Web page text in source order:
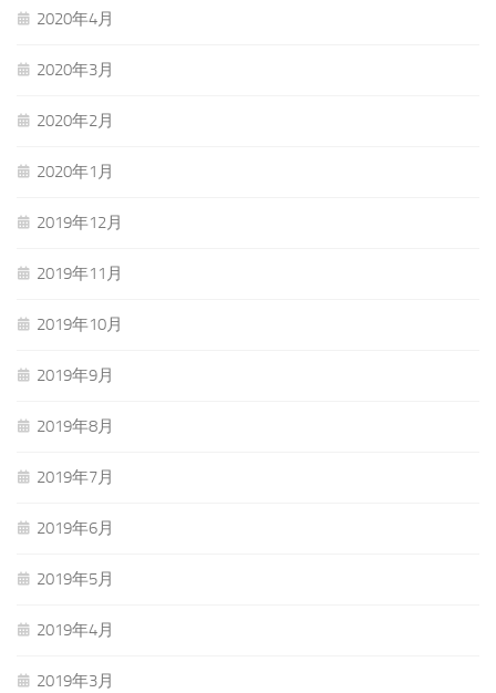
2020年4月
2020年3月
2020年2月
2020年1月
2019年12月
2019年11月
2019年10月
2019年9月
2019年8月
2019年7月
2019年6月
2019年5月
2019年4月
2019年3月